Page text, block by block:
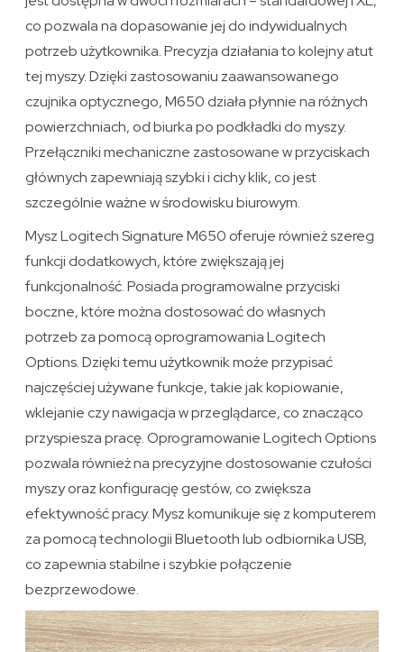
co pozwala na dopasowanie jej do indywidualnych
potrzeb użytkownika. Precyzja działania to kolejny atut
tej myszy. Dzięki zastosowaniu zaawansowanego
czujnika optycznego, M650 działa płynnie na różnych
powierzchniach, od biurka po podkładki do myszy.
Przełączniki mechaniczne zastosowane w przyciskach
głównych zapewniają szybki i cichy klik, co jest
szczególnie ważne w środowisku biurowym.
Mysz Logitech Signature M650 oferuje również szereg
funkcji dodatkowych, które zwiększają jej
funkcjonalność. Posiada programowalne przyciski
boczne, które można dostosować do własnych
potrzeb za pomocą oprogramowania Logitech
Options. Dzięki temu użytkownik może przypisać
najczęściej używane funkcje, takie jak kopiowanie,
wklejanie czy nawigacja w przeglądarce, co znacząco
przyspiesza pracę. Oprogramowanie Logitech Options
pozwala również na precyzyjne dostosowanie czułości
myszy oraz konfigurację gestów, co zwiększa
efektywność pracy. Mysz komunikuje się z komputerem
za pomocą technologii Bluetooth lub odbiornika USB,
co zapewnia stabilne i szybkie połączenie
bezprzewodowe.